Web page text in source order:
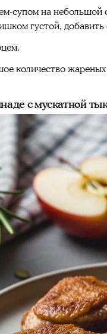
супом на небольшой
густой,
количество
с мускатной